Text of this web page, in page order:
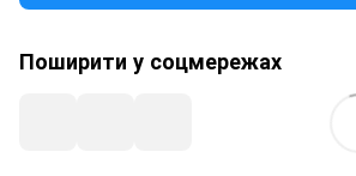
Поширити у соцмережах